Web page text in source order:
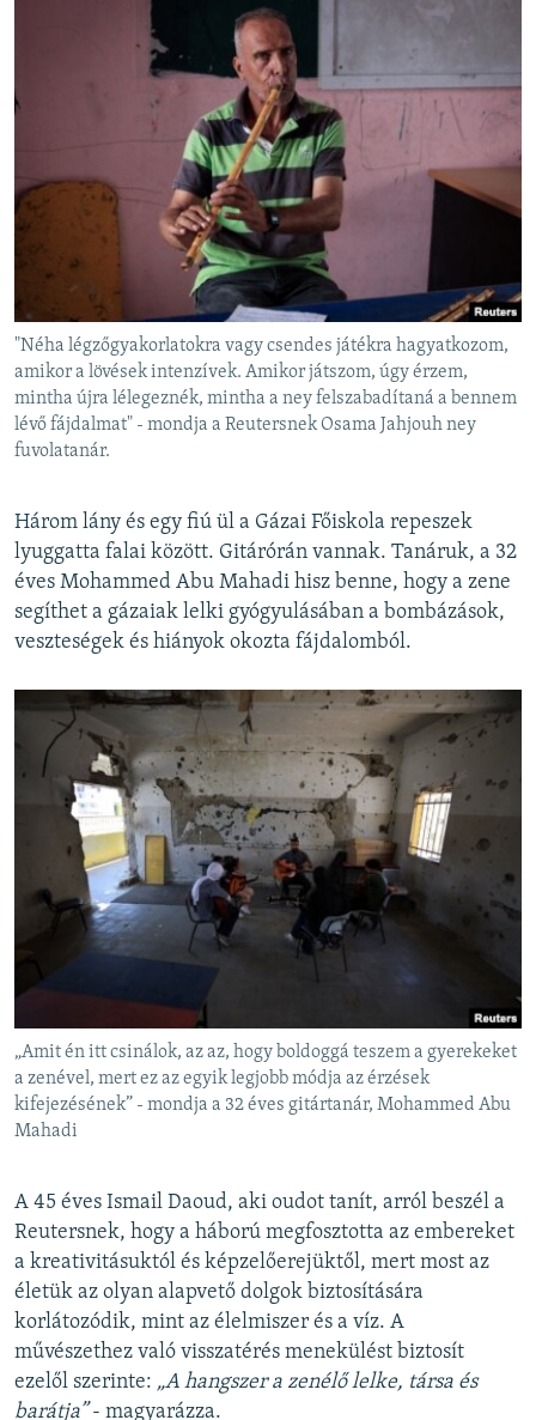
"Néha légzőgyakorlatokra vagy csendes játékra hagyatkozom,
amikor a lövések intenzívek. Amikor játszom, úgy érzem,
mintha újra lélegeznék, mintha a ney felszabadítaná a bennem
lévő fájdalmat" - mondja a Reutersnek Osama Jahjouh ney
fuvolatanár.
Három lány és egy fiú ül a Gázai Főiskola repeszek
lyuggatta falai között. Gitárórán vannak. Tanáruk, a 32
éves Mohammed Abu Mahadi hisz benne, hogy a zene
segíthet a gázaiak lelki gyógyulásában a bombázások,
veszteségek és hiányok okozta fájdalomból.
„Amit én itt csinálok, az az, hogy boldoggá teszem a gyerekeket
a zenével, mert ez az egyik legjobb módja az érzések
kifejezésének” - mondja a 32 éves gitártanár, Mohammed Abu
Mahadi
A 45 éves Ismail Daoud, aki oudot tanít, arról beszél a
Reutersnek, hogy a háború megfosztotta az embereket
a kreativitásuktól és képzelőerejüktől, mert most az
életük az olyan alapvető dolgok biztosítására
korlátozódik, mint az élelmiszer és a víz. A
művészethez való visszatérés menekülést biztosít
ezelől szerinte: „A hangszer a zenélő lelke, társa és
barátja”- magyarázza.